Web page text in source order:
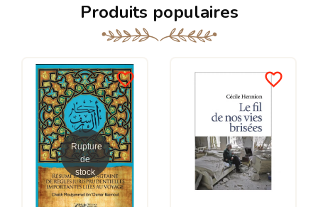
Produits populaires
favorite_border
Rupture
de
stock
favorite_border